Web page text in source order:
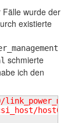
wurde der
existierte
schmierte
ich den
host0/